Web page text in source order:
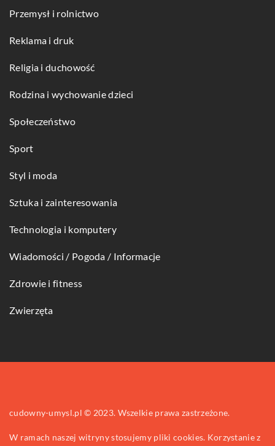
Przemysł i rolnictwo
Reklama i druk
Religia i duchowość
Rodzina i wychowanie dzieci
Społeczeństwo
Sport
Styl i moda
Sztuka i zainteresowania
Technologia i komputery
Wiadomości / Pogoda / Informacje
Zdrowie i fitness
Zwierzęta
cudowny-umysl.pl © 2023. Wszelkie prawa zastrzeżone.
W ramach naszej witryny stosujemy pliki cookies. Korzystanie z